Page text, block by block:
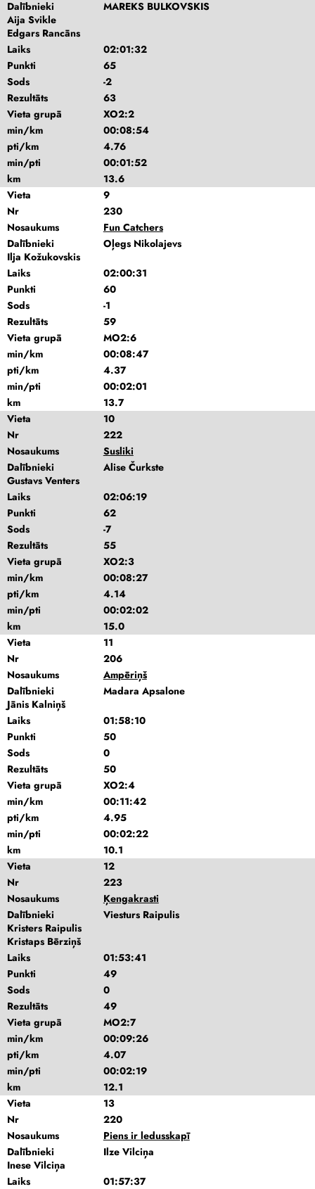
Dalībnieki
MAREKS BULKOVSKIS
Aija Svikle
Edgars Rancāns
Laiks
02:01:32
Punkti
65
Sods
-2
Rezultāts
63
Vieta grupā
XO2:2
min/km
00:08:54
pti/km
4.76
min/pti
00:01:52
km
13.6
Vieta
9
Nr
230
Nosaukums
Fun Catchers
Dalībnieki
Oļegs Nikolajevs
Ilja Kožukovskis
Laiks
02:00:31
Punkti
60
Sods
-1
Rezultāts
59
Vieta grupā
MO2:6
min/km
00:08:47
pti/km
4.37
min/pti
00:02:01
km
13.7
Vieta
10
Nr
222
Nosaukums
Susliki
Dalībnieki
Alise Čurkste
Gustavs Venters
Laiks
02:06:19
Punkti
62
Sods
-7
Rezultāts
55
Vieta grupā
XO2:3
min/km
00:08:27
pti/km
4.14
min/pti
00:02:02
km
15.0
Vieta
11
Nr
206
Nosaukums
Ampēriņš
Dalībnieki
Madara Apsalone
Jānis Kalniņš
Laiks
01:58:10
Punkti
50
Sods
0
Rezultāts
50
Vieta grupā
XO2:4
min/km
00:11:42
pti/km
4.95
min/pti
00:02:22
km
10.1
Vieta
12
Nr
223
Nosaukums
Ķengakrasti
Dalībnieki
Viesturs Raipulis
Kristers Raipulis
Kristaps Bērziņš
Laiks
01:53:41
Punkti
49
Sods
0
Rezultāts
49
Vieta grupā
MO2:7
min/km
00:09:26
pti/km
4.07
min/pti
00:02:19
km
12.1
Vieta
13
Nr
220
Nosaukums
Piens ir ledusskapī
Dalībnieki
Ilze Vilciņa
Inese Vilciņa
Laiks
01:57:37